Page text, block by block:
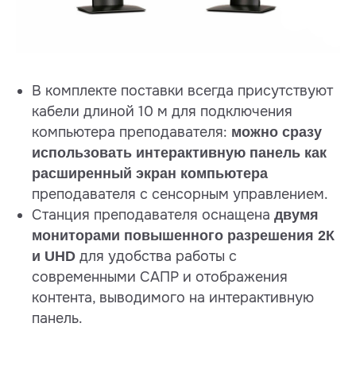
В комплекте поставки всегда присутствуют
кабели длиной 10 м для подключения
компьютера преподавателя: можно сразу
использовать интерактивную панель как
расширенный экран компьютера
преподавателя с сенсорным управлением.
Станция преподавателя оснащена двумя
мониторами повышенного разрешения 2К
и UHD для удобства работы с
современными САПР и отображения
контента, выводимого на интерактивную
панель.